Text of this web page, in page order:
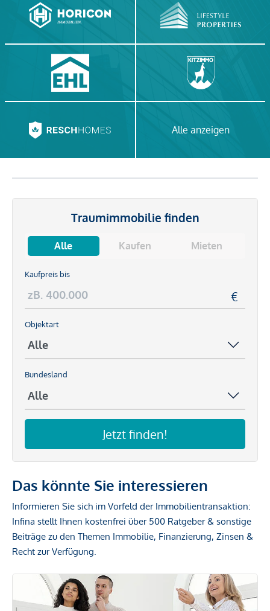
Alle anzeigen
Traumimmobilie finden
Alle Kaufen Mieten
Kaufpreis bis
Objektart
Bundesland
Jetzt finden!
Das könnte Sie interessieren
Informieren Sie sich im Vorfeld der Immobilientransaktion:
Infina stellt Ihnen kostenfrei über 500 Ratgeber & sonstige
Beiträge zu den Themen Immobilie, Finanzierung, Zinsen &
Recht zur Verfügung.